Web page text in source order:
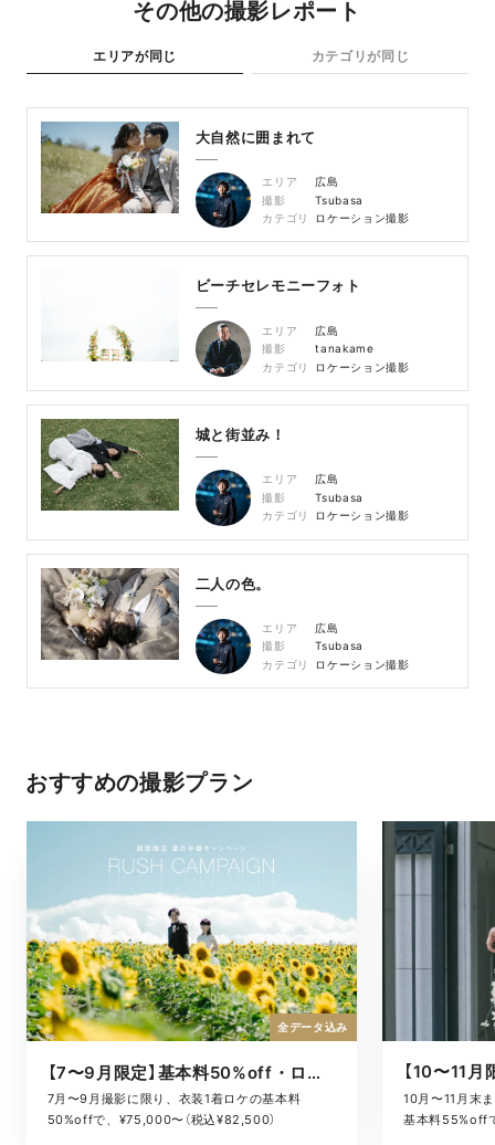
その他の撮影レポート
エリアが同じ カテゴリが同じ
大自然に囲まれて
エリア
広島
撮影
Tsubasa
カテゴリ
ロケーション撮影
ビーチセレモニーフォト
エリア
広島
撮影
tanakame
カテゴリ
ロケーション撮影
城と街並み！
エリア
広島
撮影
Tsubasa
カテゴリ
ロケーション撮影
二人の色。
エリア
広島
撮影
Tsubasa
カテゴリ
ロケーション撮影
おすすめの撮影プラン
【7〜9月限定】基本料50%off・ロケキャンペーン
7月〜9月撮影に限り、衣装1着ロケの基本料
50%offで、¥75,000〜（税込¥82,500）
全データ込み
10月〜11月末
基本料55%off